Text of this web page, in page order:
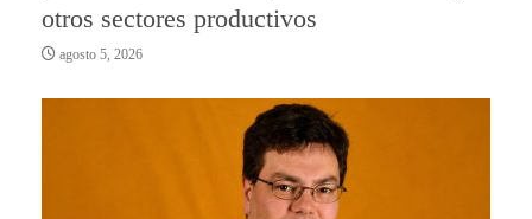
otros sectores productivos
agosto 5, 2026